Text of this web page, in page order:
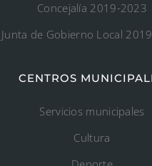
Concejalía 2019-2023
Junta de Gobierno Local
CENTROS
Servicios municipales
Cultura